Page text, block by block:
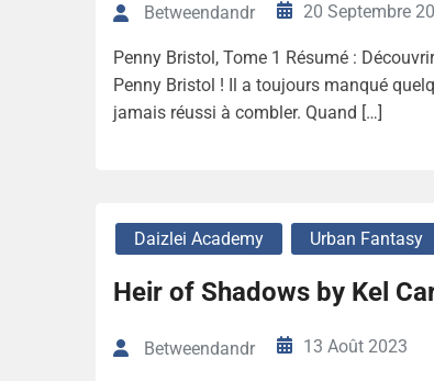
Betweendandr 20 Septembre
Penny Bristol, Tome 1 Résumé :
Penny Bristol ! Il a toujours manqué
jamais réussi à combler. Quand […]
Daizlei Academy Urban Fantasy
Heir of Shadows by Kel
Betweendandr 13 Août 2023